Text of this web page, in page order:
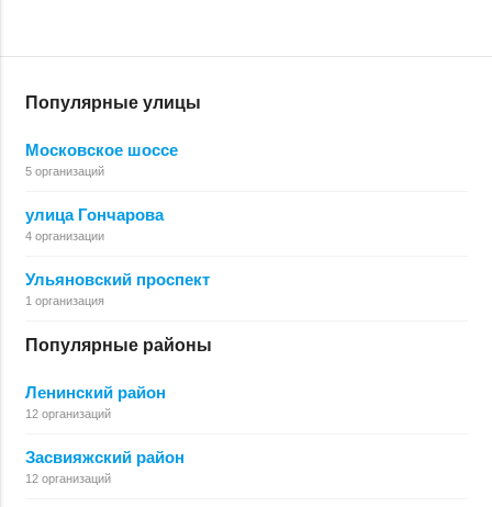
Популярные улицы
Московское шоссе
5 организаций
улица Гончарова
4 организации
Ульяновский проспект
1 организация
Популярные районы
Ленинский район
12 организаций
Засвияжский район
12 организаций